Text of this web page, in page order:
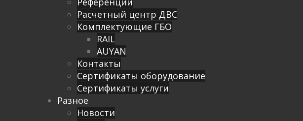
Расчетный центр ДВС
Комплектующие ГБО
RAIL
AUYAN
Контакты
Сертификаты оборудование
Сертификаты услуги
Разное
Новости